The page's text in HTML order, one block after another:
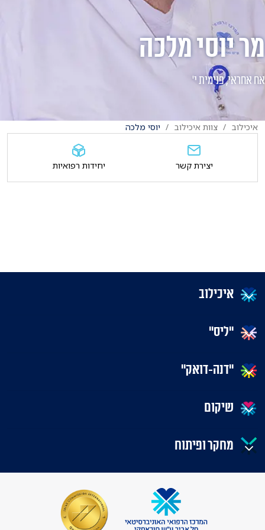
מר יוסי מלכה
אח אחראי, פנימית י'
איכילוב צוות איכילוב יוסי מלכה
יצירת קשר יחידות רפואיות
איכילוב
"ליס"
"דנה-דואק"
שיקום
מחקר ופיתוח